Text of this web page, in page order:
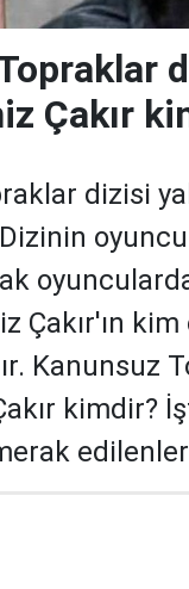
Çakır
dizisi
Çakır'ın
Kanunsuz
kimdir?